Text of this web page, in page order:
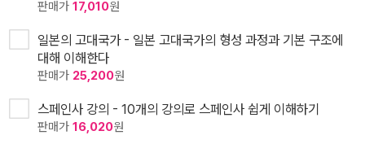
판매가 17,010원
일본의 고대국가 - 일본 고대국가의 형성 과정과 기본 구조에
대해 이해한다
판매가 25,200원
스페인사 강의 - 10개의 강의로 스페인사 쉽게 이해하기
판매가 16,020원